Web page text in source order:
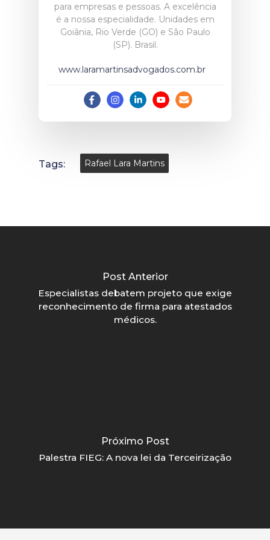
para empresas e pessoas. A excelência
é a nossa especialidade. Unidades em
Goiânia, Rio Verde (GO) e São Paulo
(SP). Brasil.
www.laramartinsadvogados.com.br
Tags: Rafael Lara Martins
Post Anterior
Especialistas debatem projeto que exige
reconhecimento de firma para atestados
médicos.
Próximo Post
Palestra FIEG: A nova lei da Terceirização